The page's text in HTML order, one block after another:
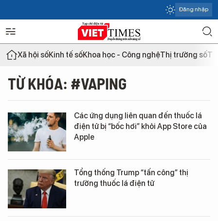
Đăng nhập
Xã hội sốKinh tế sốKhoa học - Công nghệThị trường số
TỪ KHÓA: #VAPING
Các ứng dụng liên quan đến thuốc lá
điện tử bị “bốc hơi” khỏi App Store của
Apple
Tổng thống Trump “tấn công” thị
trường thuốc lá điện tử